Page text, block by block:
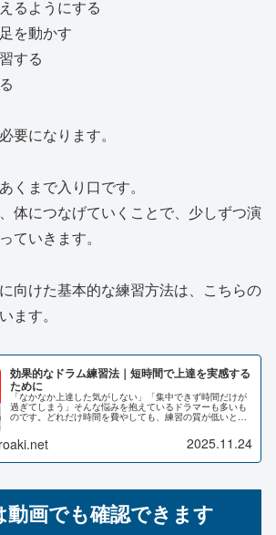
るようにする
を動かす
する
要になります。
くまで入り口です。
体につなげていくことで、少しずつ演
ていきます。
向けた基本的な練習方法は、こちらの
ます。
効果的なドラム練習法｜短時間で上達を実感する
ために
「なかなか上達した気がしない」「集中できず時間だけが
過ぎてしまう」そんな悩みを抱えているドラマーも多いも
のです。どれだけ時間を費やしても、練習の質が低いと結
い“効率の悪い練習”を避け、短時間でも着実に上達に繋げ
るためのポイントを解説します。「ドラム練習法」「ドラ
検索される方にも役立つ内容です。
2025.11.24
動画でも確認できます